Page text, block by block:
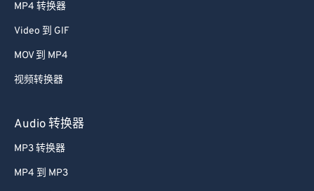
MP4 转换器
Video 到 GIF
MOV 到 MP4
视频转换器
Audio 转换器
MP3 转换器
MP4 到 MP3